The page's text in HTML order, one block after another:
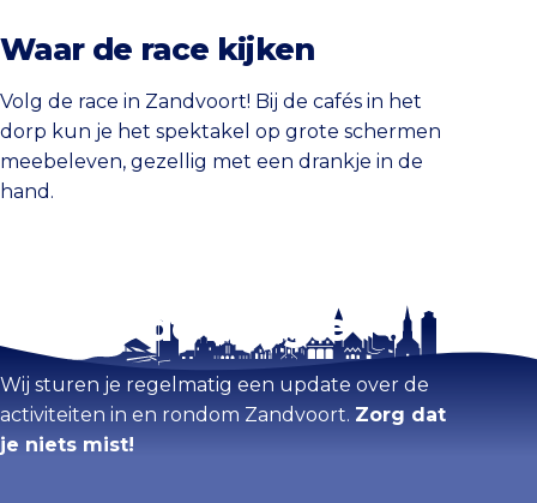
Waar de race kijken
Volg de race in Zandvoort! Bij de cafés in het
dorp kun je het spektakel op grote schermen
meebeleven, gezellig met een drankje in de
hand.
Blijf op de hoogte
Wij sturen je regelmatig een update over de
activiteiten in en rondom Zandvoort. Zorg dat
je niets mist!